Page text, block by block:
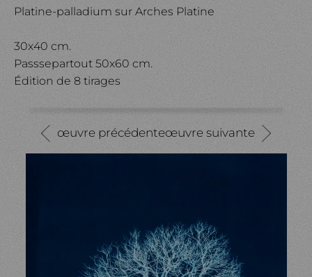
Platine-palladium sur Arches Platine
30x40 cm.
Passsepartout 50x60 cm.
Édition de 8 tirages
œuvre précédenteœuvre suivante